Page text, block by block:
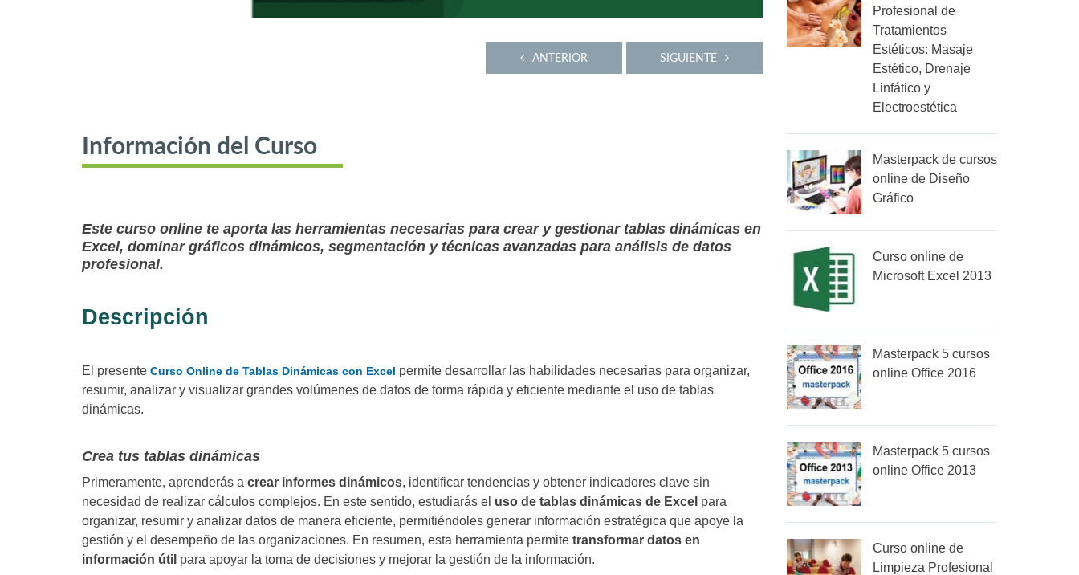
SIGUIENTE
ANTERIOR
Información del Curso
Este curso online te aporta las herramientas necesarias para crear y gestionar tablas dinámicas en
Excel, dominar gráficos dinámicos, segmentación y técnicas avanzadas para análisis de datos
profesional.
Descripción
El presente Curso Online de Tablas Dinámicas con Excel permite desarrollar las habilidades necesarias para organizar,
resumir, analizar y visualizar grandes volúmenes de datos de forma rápida y eficiente mediante el uso de tablas
dinámicas.
Crea tus tablas dinámicas
Primeramente, aprenderás a crear informes dinámicos, identificar tendencias y obtener indicadores clave sin
necesidad de realizar cálculos complejos. En este sentido, estudiarás el uso de tablas dinámicas de Excel para
organizar, resumir y analizar datos de manera eficiente, permitiéndoles generar información estratégica que apoye la
gestión y el desempeño de las organizaciones. En resumen, esta herramienta permite transformar datos en
información útil para apoyar la toma de decisiones y mejorar la gestión de la información.
Profesional de
Tratamientos
Estéticos: Masaje
Estético, Drenaje
Linfático y
Electroestética
Masterpack de cursos
online de Diseño
Gráfico
Curso online de
Microsoft Excel 2013
Masterpack 5 cursos
online Office 2016
Masterpack 5 cursos
online Office 2013
Curso online de
Limpieza Profesional